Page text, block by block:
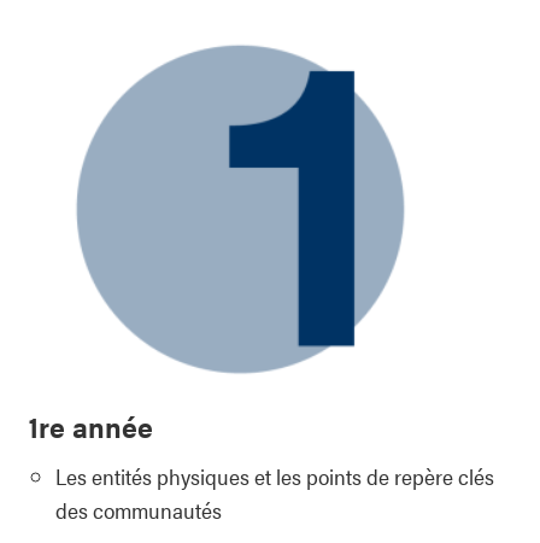
1re année
Les entités physiques et les points de repère clés
des communautés